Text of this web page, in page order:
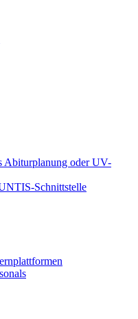
oder UV-
Schnittstelle